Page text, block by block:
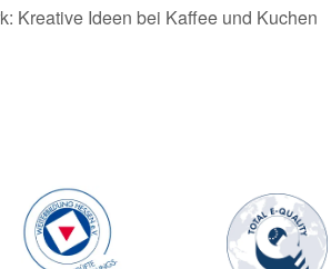
Kreative Ideen bei Kaffee und Kuchen